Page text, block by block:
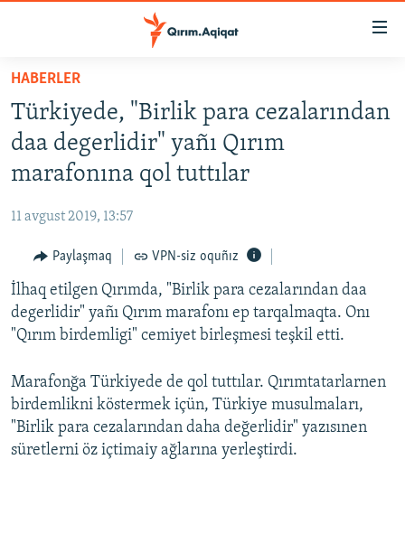
Esas
qaytmaq
Baş
navigatsiyağa
qaytmaq
Qıdıruvğa
qaytmaq
HABERLER
SİYASET
İQTİSADİYAT
MEDENİYET
İNSAN AQLARI
VİDEO
SÜRET
FİKİR
Русский
HABERLER
Türkiyede, "Birlik para cezalarından
daa degerlidir" yañı Qırım
marafonına qol tuttılar
11 avgust 2019, 13:57
Paylaşmaq VPN-siz oquñız
İlhaq etilgen Qırımda, "Birlik para cezalarından daa
degerlidir" yañı Qırım marafonı ep tarqalmaqta. Onı
"Qırım birdemligi" cemiyet birleşmesi teşkil etti.
Marafonğa Türkiyede de qol tuttılar. Qırımtatarlarnen
birdemlikni köstermek içün, Türkiye musulmaları,
"Birlik para cezalarından daha değerlidir" yazısınen
süretlerni öz içtimaiy ağlarına yerleştirdi.